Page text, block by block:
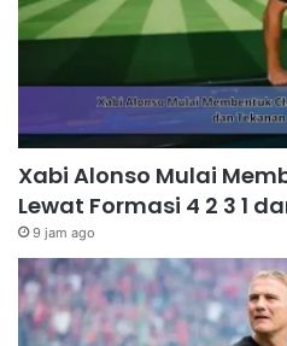
Xabi Alonso Mulai
Lewat Formasi 4 2 3 1
9 jam ago